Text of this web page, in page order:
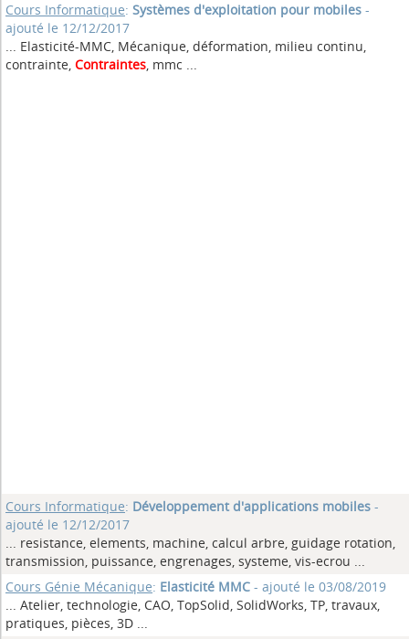
Cours Informatique: Systèmes d'exploitation pour mobiles -
ajouté le 12/12/2017
... Elasticité-MMC, Mécanique, déformation, milieu continu,
contrainte, Contraintes, mmc ...
Cours Informatique: Développement d'applications mobiles -
ajouté le 12/12/2017
... resistance, elements, machine, calcul arbre, guidage rotation,
transmission, puissance, engrenages, systeme, vis-ecrou ...
Cours Génie Mécanique: Elasticité MMC - ajouté le 03/08/2019
... Atelier, technologie, CAO, TopSolid, SolidWorks, TP, travaux,
pratiques, pièces, 3D ...